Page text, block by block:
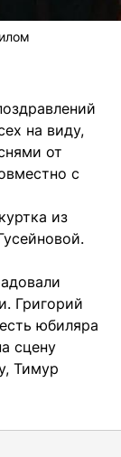
на виду,
от
с
из
Григорий
юбиляра
сцену
Тимур